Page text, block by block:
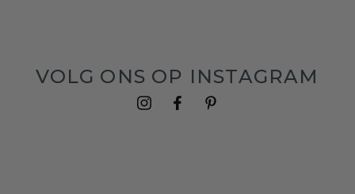
VOLG ONS OP INSTAGRAM